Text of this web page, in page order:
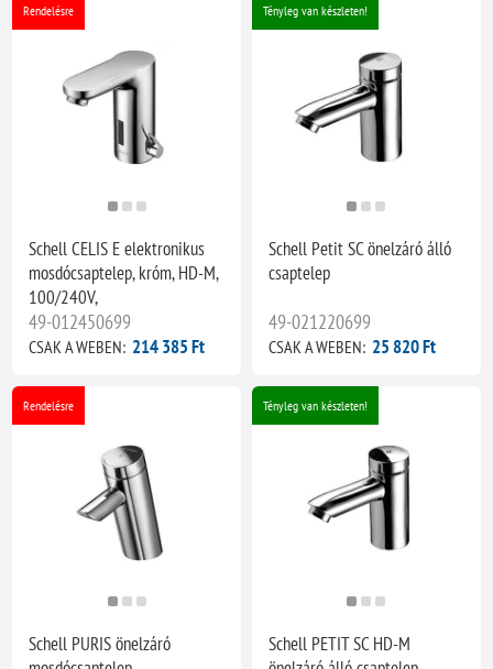
Rendelésre
Schell CELIS E elektronikus
mosdócsaptelep, króm, HD-M,
100/240V,
49-012450699
CSAK A WEBEN: 214 385 Ft
Tényleg van készleten!
Schell Petit SC önelzáró álló
csaptelep
49-021220699
CSAK A WEBEN: 25 820 Ft
Rendelésre
Schell PURIS önelzáró
Tényleg van készleten!
Schell PETIT SC HD-M